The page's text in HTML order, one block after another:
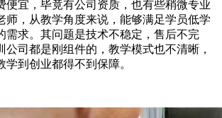
便宜，毕竟有公司资质，也有些稍微专业
师，从教学角度来说，能够满足学员低学
需求。其问题是技术不稳定，售后不完
公司都是刚组件的，教学模式也不清晰，
学到创业都得不到保障。